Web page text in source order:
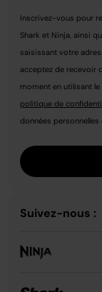
Inscrivez-vous pour
Shark et Ninja, ainsi
saisissant votre
acceptez de recevoir
moment en utilisant
politique de
données
Suivez-nous :